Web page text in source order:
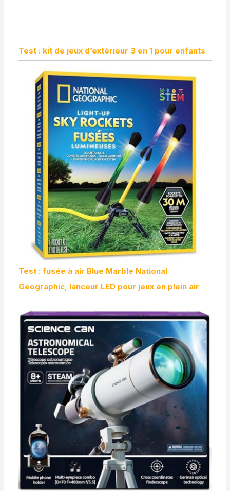
Test : kit de jeux d’extérieur 3 en 1 pour enfants
Test : fusée à air Blue Marble National
Geographic, lanceur LED pour jeux en plein air